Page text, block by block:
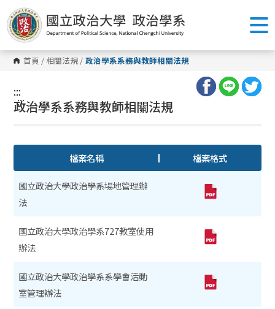
跳
到
主
要
內
容
區 首頁 /相關法規/ 政治學系系務與教師相關法規
:::
:::
政治學系系務與教師相關法規
檔案名稱 檔案格式
國立政治大學政治學系場地管理辦
法
國立政治大學政治學系727教室使用
辦法
國立政治大學政治學系系學會活動
室管理辦法